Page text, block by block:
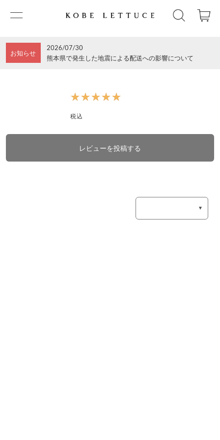
お知らせ
2026/07/30
熊本県で発生した地震による配送への影響について
★★★★★
★★★★★
税込
レビューを投稿する